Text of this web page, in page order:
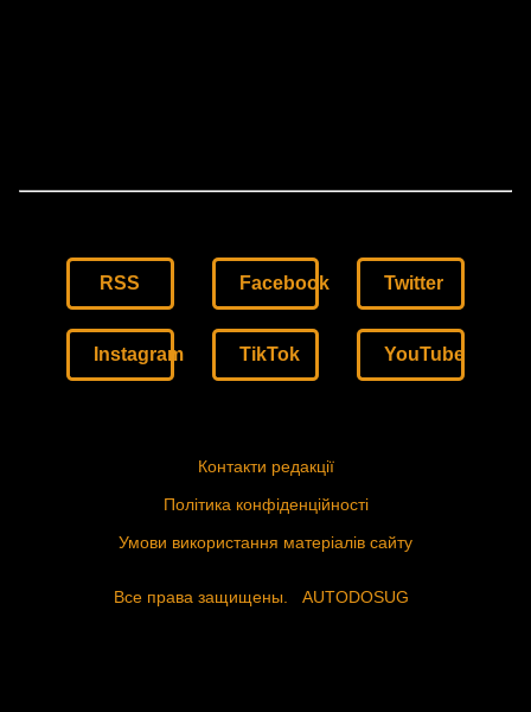
RSS Facebook Twitter
Instagram TikTok YouTube
Контакти редакції
Політика конфіденційності
Умови використання матеріалів сайту
Все права защищены. AUTODOSUG